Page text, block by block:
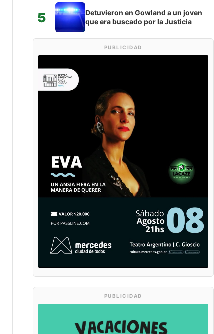
5
Detuvieron en Gowland a un joven
que era buscado por la Justicia
PUBLICIDAD
PUBLICIDAD